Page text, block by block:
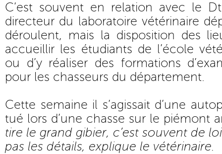
C’est souvent en relation avec le
directeur du laboratoire vétérinaire
déroulent, mais la disposition des
accueillir les étudiants de l’école
ou d’y réaliser des formations
pour les chasseurs du département.
Cette semaine il s’agissait d’une
tué lors d’une chasse sur le piémont
tire le grand gibier, c’est souvent de
pas les détails, explique le vétérinaire.